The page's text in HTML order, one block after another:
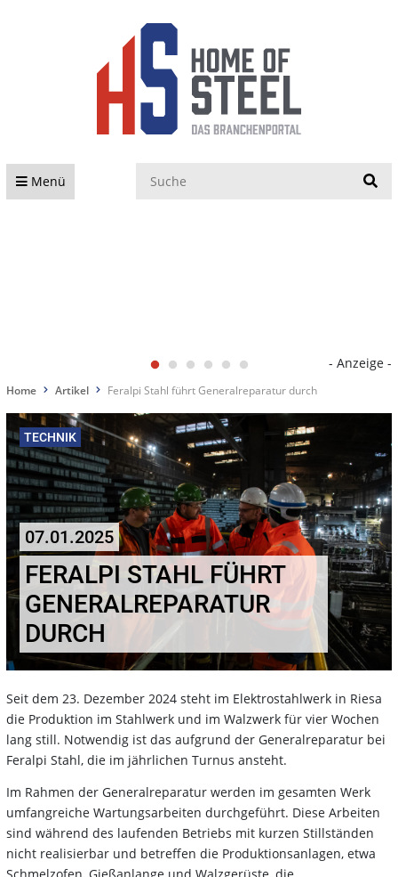
Menü
- Anzeige -
Home Artikel Feralpi Stahl führt Generalreparatur durch
TECHNIK
07.01.2025
FERALPI STAHL FÜHRT
GENERALREPARATUR
DURCH
Seit dem 23. Dezember 2024 steht im Elektrostahlwerk in Riesa
die Produktion im Stahlwerk und im Walzwerk für vier Wochen
lang still. Notwendig ist das aufgrund der Generalreparatur bei
Feralpi Stahl, die im jährlichen Turnus ansteht.
Im Rahmen der Generalreparatur werden im gesamten Werk
umfangreiche Wartungsarbeiten durchgeführt. Diese Arbeiten
sind während des laufenden Betriebs mit kurzen Stillständen
nicht realisierbar und betreffen die Produktionsanlagen, etwa